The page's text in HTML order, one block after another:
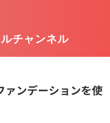
チャンネル
ァンデーションを使